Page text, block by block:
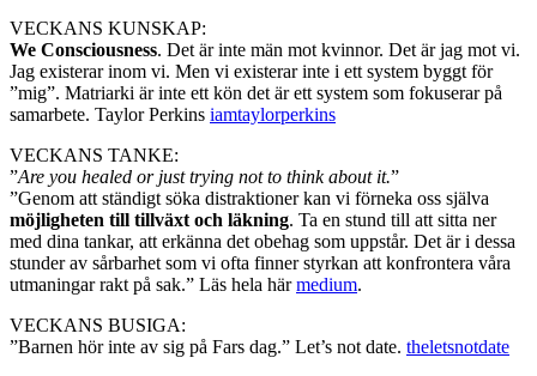
VECKANS KUNSKAP:
We Consciousness. Det är inte män mot kvinnor. Det är jag mot vi.
Jag existerar inom vi. Men vi existerar inte i ett system byggt för
”mig”. Matriarki är inte ett kön det är ett system som fokuserar på
samarbete. Taylor Perkins iamtaylorperkins
VECKANS TANKE:
”Are you healed or just trying not to think about it.”
”Genom att ständigt söka distraktioner kan vi förneka oss själva
möjligheten till tillväxt och läkning. Ta en stund till att sitta ner
med dina tankar, att erkänna det obehag som uppstår. Det är i dessa
stunder av sårbarhet som vi ofta finner styrkan att konfrontera våra
utmaningar rakt på sak.” Läs hela härmedium.
VECKANS BUSIGA:
”Barnen hör inte av sig på Fars dag.” Let’s not date. theletsnotdate